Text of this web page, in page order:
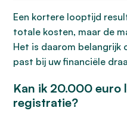
Een kortere looptijd
totale kosten, maar de
Het is daarom belangrijk
past bij uw financiële
Kan ik 20.000 euro
registratie?